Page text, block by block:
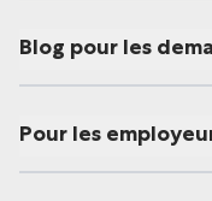
Blog pour les
Pour les